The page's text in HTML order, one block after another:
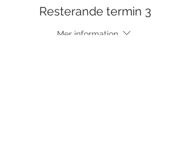
Resterande termin 3
Mer information